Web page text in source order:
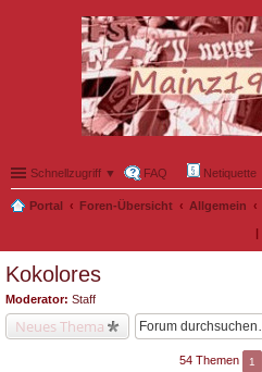
Schnellzugriff ▼ FAQ Netiquette
Portal Foren-Übersicht Allgemein
|
Kokolores
Moderator: Staff
Neues Thema
54 Themen 1